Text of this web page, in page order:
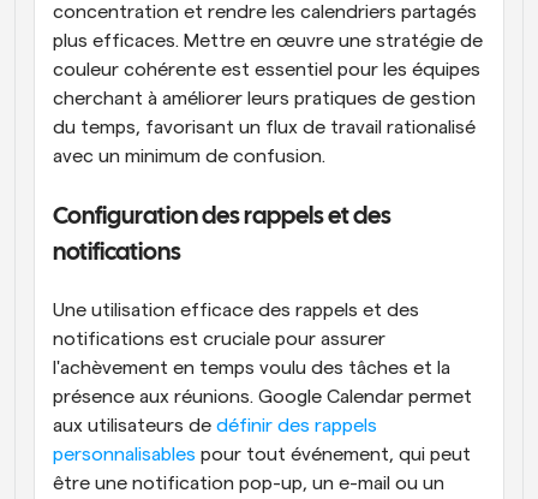
concentration et rendre les calendriers partagés
plus efficaces. Mettre en œuvre une stratégie de
couleur cohérente est essentiel pour les équipes
cherchant à améliorer leurs pratiques de gestion
du temps, favorisant un flux de travail rationalisé
avec un minimum de confusion.
Configuration des rappels et des
notifications
Une utilisation efficace des rappels et des
notifications est cruciale pour assurer
l'achèvement en temps voulu des tâches et la
présence aux réunions. Google Calendar permet
aux utilisateurs de définir des rappels
personnalisables pour tout événement, qui peut
être une notification pop-up, un e-mail ou un